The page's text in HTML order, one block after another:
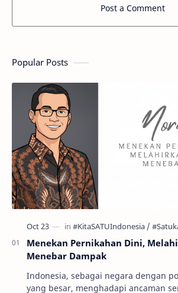
Post a Comment
Popular Posts
Menekan Pernikahan Dini,
Menebar Dampak
Indonesia, sebagai negara dengan
yang besar, menghadapi ancaman